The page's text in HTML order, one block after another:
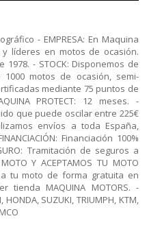
- EMPRESA: En Maquina
líderes en motos de ocasión.
- STOCK: Disponemos de
motos de ocasión, semi-
mediante 75 puntos de
PROTECT: 12 meses. -
que puede oscilar entre 225€
envíos a toda España,
Financiación 100%
Tramitación de seguros a
Y ACEPTAMOS TU MOTO
tu moto de forma gratuita en
MAQUINA MOTORS. -
HONDA, SUZUKI, TRIUMPH, KTM,